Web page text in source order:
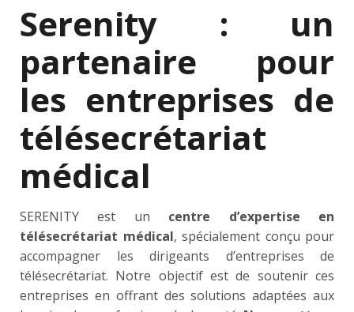
Serenity : un
partenaire pour
les entreprises de
télésecrétariat
médical
SERENITY est un centre d’expertise en
télésecrétariat médical, spécialement conçu pour
accompagner les dirigeants d’entreprises de
télésecrétariat. Notre objectif est de soutenir ces
entreprises en offrant des solutions adaptées aux